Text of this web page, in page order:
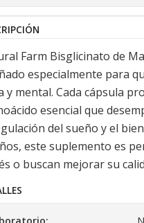
Farm Bisglicinato de
especialmente para
y mental. Cada cápsula
esencial que
del sueño y el
este suplemento es
o buscan mejorar su